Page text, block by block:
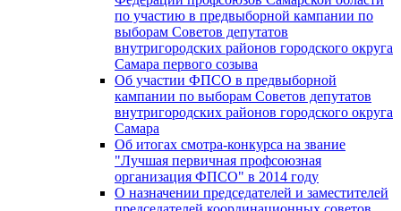
по участию в предвыборной кампании по
выборам Советов депутатов
внутригородских районов городского округа
Самара первого созыва
Об участии ФПСО в предвыборной
кампании по выборам Советов депутатов
внутригородских районов городского округа
Самара
Об итогах смотра-конкурса на звание
"Лучшая первичная профсоюзная
организация ФПСО" в 2014 году
О назначении председателей и заместителей